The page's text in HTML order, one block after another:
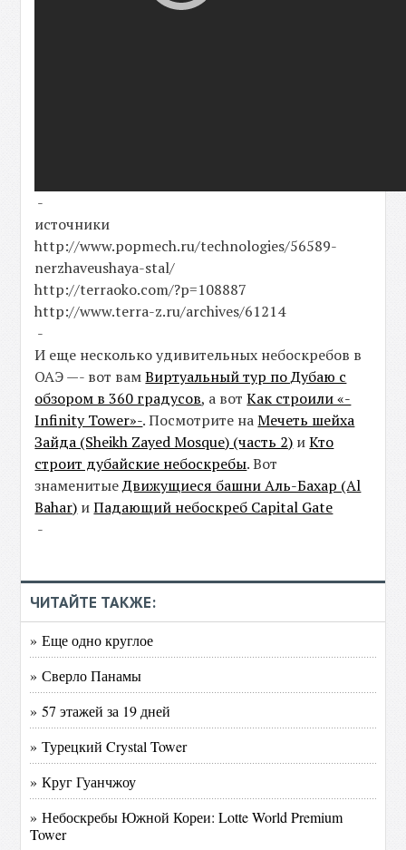
-
источники
http://www.popmech.ru/technologies/56589-
nerzhaveushaya-stal/
http://terraoko.com/?p=108887
http://www.terra-z.ru/archives/61214
-
И еще несколько удивительных небоскребов в
ОАЭ —- вот вамВиртуальный тур по Дубаю с
обзором в 360 градусов, а вотКак строили «-
Infinity Tower»-. Посмотрите наМечеть шейха
Зайда (Sheikh Zayed Mosque) (часть 2) иКто
строит дубайские небоскребы. Вот
знаменитыеДвижущиеся башни Аль-Бахар (Al
Bahar) иПадающий небоскреб Capital Gate
-
ЧИТАЙТЕ ТАКЖЕ:
» Еще одно круглое
» Сверло Панамы
» 57 этажей за 19 дней
» Турецкий Crystal Tower
» Круг Гуанчжоу
» Небоскребы Южной Кореи: Lotte World Premium
Tower